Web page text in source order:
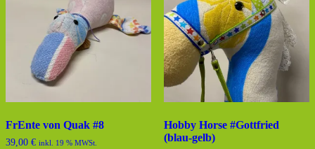
FrEnte von Quak #8
39,00 € inkl. 19 % MWSt.
Hobby Horse #Gottfried
(blau-gelb)